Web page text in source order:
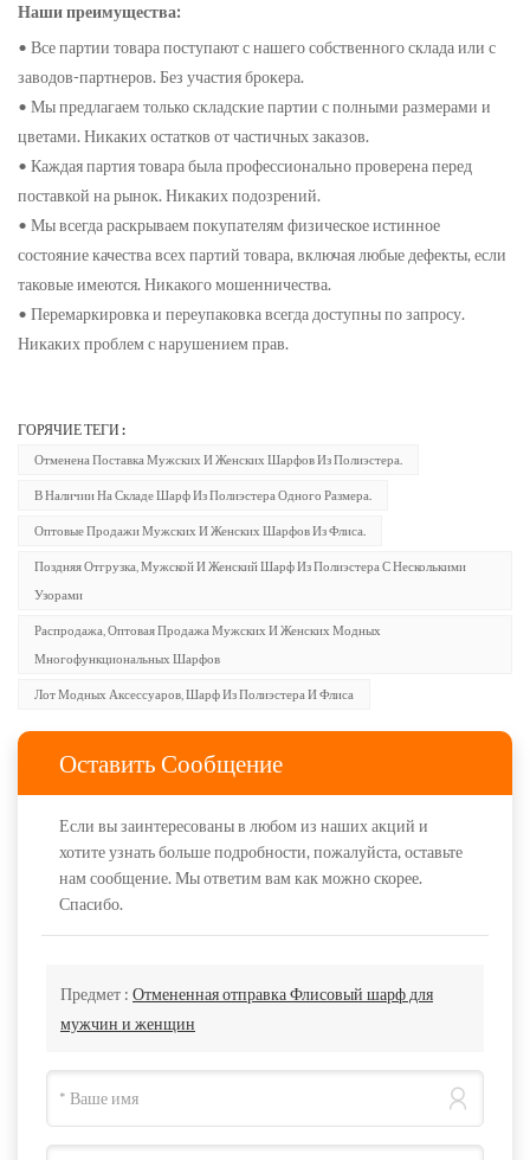
Наши преимущества:
• Все партии товара поступают с нашего собственного склада или с
заводов-партнеров. Без участия брокера.
• Мы предлагаем только складские партии с полными размерами и
цветами. Никаких остатков от частичных заказов.
• Каждая партия товара была профессионально проверена перед
поставкой на рынок. Никаких подозрений.
• Мы всегда раскрываем покупателям физическое истинное
состояние качества всех партий товара, включая любые дефекты, если
таковые имеются. Никакого мошенничества.
• Перемаркировка и переупаковка всегда доступны по запросу.
Никаких проблем с нарушением прав.
ГОРЯЧИЕ ТЕГИ :
Отменена Поставка Мужских И Женских Шарфов Из Полиэстера.
В Наличии На Складе Шарф Из Полиэстера Одного Размера.
Оптовые Продажи Мужских И Женских Шарфов Из Флиса.
Поздняя Отгрузка, Мужской И Женский Шарф Из Полиэстера С Несколькими
Узорами
Распродажа, Оптовая Продажа Мужских И Женских Модных
Многофункциональных Шарфов
Лот Модных Аксессуаров, Шарф Из Полиэстера И Флиса
Оставить Сообщение
Если вы заинтересованы в любом из наших акций и
хотите узнать больше подробности, пожалуйста, оставьте
нам сообщение. Мы ответим вам как можно скорее.
Спасибо.
Предмет : Отмененная отправка Флисовый шарф для
мужчин и женщин